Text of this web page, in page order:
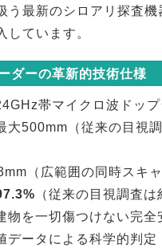
う最新のシロアリ探査機
しています。
ダーの革新的技術仕様
帯マイクロ波ドッ
大500mm（従来の目視
（広範囲の同時スキャ
（従来の目視調査は
物を一切傷つけない完全
データによる科学的判定